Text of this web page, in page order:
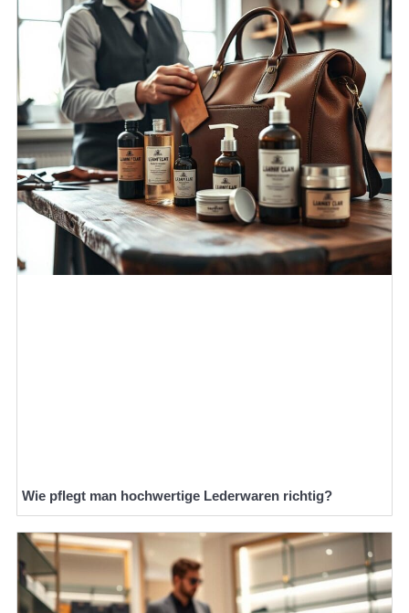
Wie pflegt man hochwertige Lederwaren richtig?